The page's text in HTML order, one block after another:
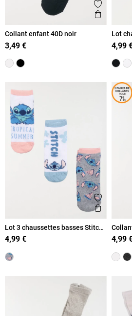
Ajouter
Aperçu
Collant enfant 40D noir
3,49 €
Lot
4,99
Ajouter
Aperçu
Lot 3 chaussettes basses Stitch
fille
4,99 €
fille
4,99